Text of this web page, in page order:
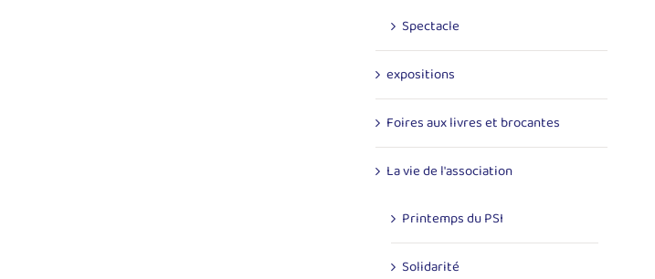
Spectacle
expositions
Foires aux livres et brocantes
La vie de l'association
Printemps du PSI
Solidarité